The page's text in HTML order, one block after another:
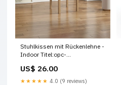
Stuhlkissen mit Rückenlehne -
Indoor Titel:opc-
US$ 26.00
★★★★★ 4.0 (9 reviews)